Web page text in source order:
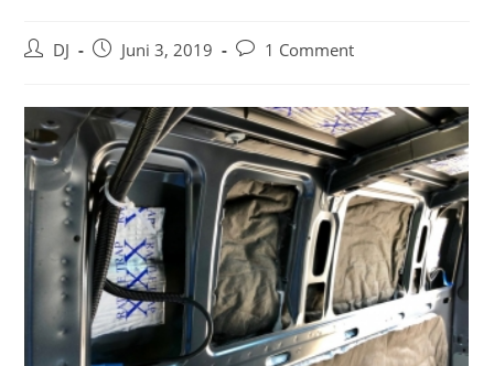
Beitrags-
DJ
BeitragJuni 3, 2019
Beitrags-
1 Comment